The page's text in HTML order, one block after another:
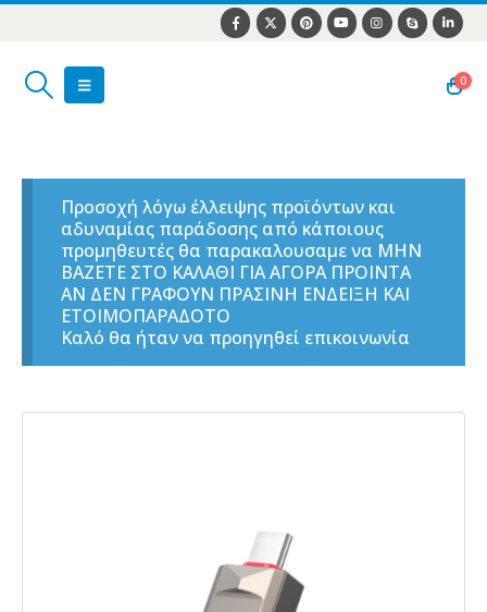
0
Προσοχή λόγω έλλειψης προϊόντων και
αδυναμίας παράδοσης από κάποιους
προμηθευτές θα παρακαλουσαμε να ΜΗΝ
ΒΑΖΕΤΕ ΣΤΟ ΚΑΛΑΘΙ ΓΙΑ ΑΓΟΡΑ ΠΡΟΙΝΤΑ
ΑΝ ΔΕΝ ΓΡΑΦΟΥΝ ΠΡΑΣΙΝΗ ΕΝΔΕΙΞΗ ΚΑΙ
ΕΤΟΙΜΟΠΑΡΑΔΟΤΟ
Καλό θα ήταν να προηγηθεί επικοινωνία